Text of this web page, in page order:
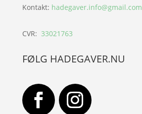
Kontakt: hadegaver.info@gmail.com
CVR: 33021763
FØLG HADEGAVER.NU